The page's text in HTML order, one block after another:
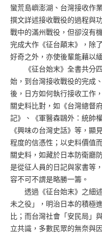
蠻荒島嶼澎湖、台灣接收作
撰文詳述接收戰役的過程與
戰中的滿州戰役，但卻沒有
完成大作《征台顛末》，除
好奇之外，亦使後輩能藉以
《征台始末》全書共分四
始，到台灣接收戰役的完成
後，日方如何執行接收工作
關史料比對，如《台灣總督
記》、《軍醫森鷗外：統帥
《興味の台灣史話》等，顯
程度的信憑性；以史料價值
關史料，如藏於日本防衛廳
是從征人員的日記與家書等
容不可不謂是略勝一籌。
透過《征台始末》之細述
未之役」，明治日本的積極
比；而台灣社會「安民局」
立共識，多數民眾的無奈與